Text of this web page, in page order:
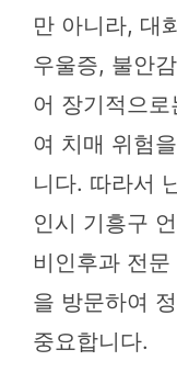
만 아니라, 대
우울증, 불안
어 장기적으
여 치매 위험
니다. 따라서
인시 기흥구
비인후과 전
을 방문하여
중요합니다.